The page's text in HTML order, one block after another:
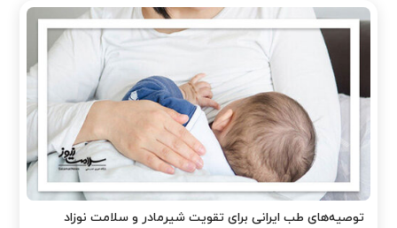
توصیه‌های طب ایرانی برای تقویت شیرمادر و سلامت نوزاد